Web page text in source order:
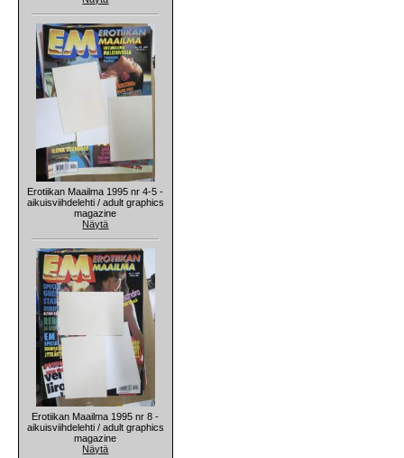
Erotiikan Maailma 1995 nr 4-5 -
aikuisviihdelehti / adult graphics
magazine
Näytä
Erotiikan Maailma 1995 nr 8 -
aikuisviihdelehti / adult graphics
magazine
Näytä